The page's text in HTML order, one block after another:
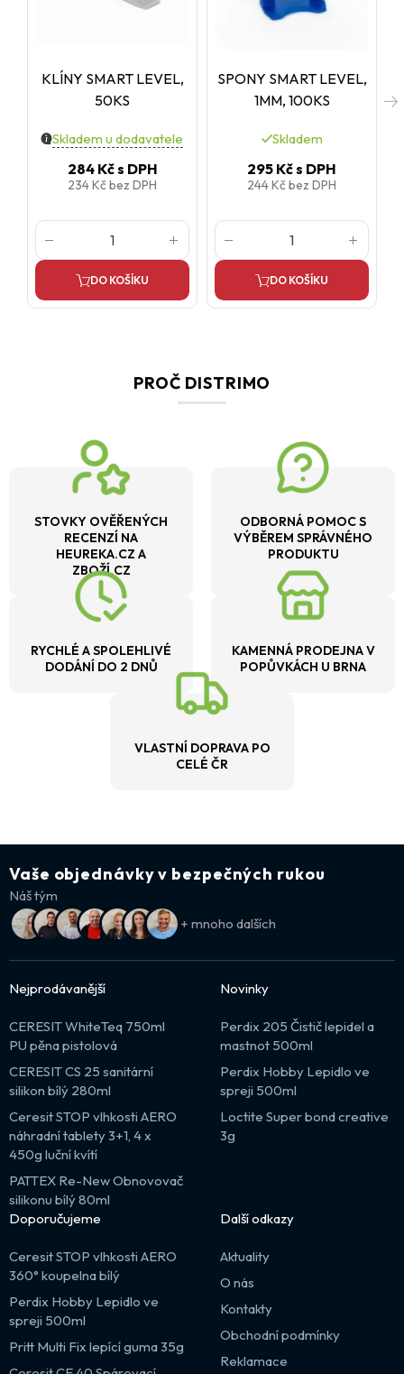
KLÍNY SMART LEVEL,
50KS
Skladem u dodavatele
284 Kčs DPH
234 Kčbez DPH
DO KOŠÍKU
SPONY SMART LEVEL,
1MM, 100KS
Skladem
295 Kčs DPH
244 Kčbez DPH
DO KOŠÍKU
PROČ DISTRIMO
STOVKY OVĚŘENÝCH
RECENZÍ NA
HEUREKA.CZ A
ZBOŽÍ.CZ
ODBORNÁ POMOC S
VÝBĚREM SPRÁVNÉHO
PRODUKTU
RYCHLÉ A SPOLEHLIVÉ
DODÁNÍ DO 2 DNŮ
KAMENNÁ PRODEJNA V
POPŮVKÁCH U BRNA
VLASTNÍ DOPRAVA PO
CELÉ ČR
Vaše objednávky v bezpečných rukou
Náš tým
+ mnoho dalších
Nejprodávanější
CERESIT WhiteTeq 750ml
PU pěna pistolová
CERESIT CS 25 sanitární
silikon bílý 280ml
Ceresit STOP vlhkosti AERO
náhradní tablety 3+1, 4 x
450g luční kvítí
PATTEX Re-New Obnovovač
silikonu bílý 80ml
Novinky
Perdix 205 Čistič lepidel a
mastnot 500ml
Perdix Hobby Lepidlo ve
spreji 500ml
Loctite Super bond creative
3g
Doporučujeme
Ceresit STOP vlhkosti AERO
360° koupelna bílý
Perdix Hobby Lepidlo ve
spreji 500ml
Pritt Multi Fix lepící guma 35g
Další odkazy
Aktuality
O nás
Kontakty
Obchodní podmínky
Reklamace